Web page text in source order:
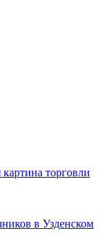
торговли
в Узденском